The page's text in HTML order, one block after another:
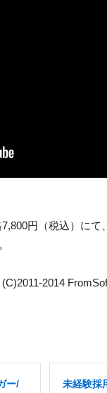
円（税込）に
2014
ー/
未経験採